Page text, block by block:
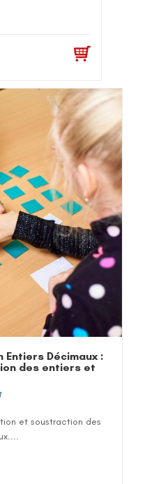
Décimaux :
des entiers et
et soustraction des